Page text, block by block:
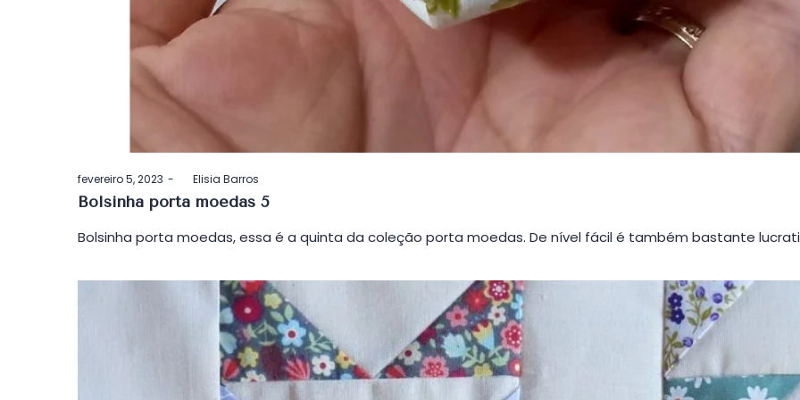
Postado
em
fevereiro 5, 2023 byElisia Barros
Bolsinha porta moedas 5
Bolsinha porta moedas, essa é a quinta da coleção porta moedas. De nível fácil é também bastante